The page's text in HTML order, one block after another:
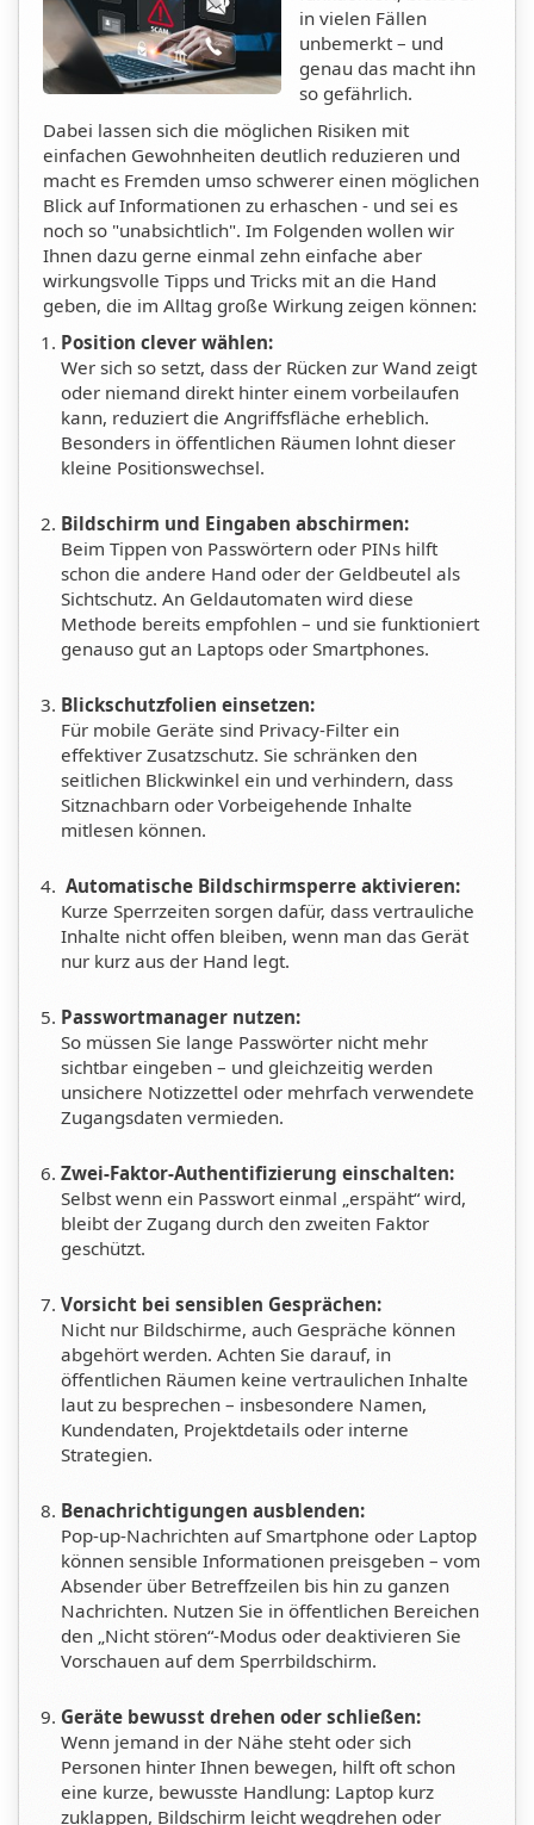
in vielen Fällen
unbemerkt – und
genau das macht ihn
so gefährlich.
Dabei lassen sich die möglichen Risiken mit
einfachen Gewohnheiten deutlich reduzieren und
macht es Fremden umso schwerer einen möglichen
Blick auf Informationen zu erhaschen - und sei es
noch so "unabsichtlich". Im Folgenden wollen wir
Ihnen dazu gerne einmal zehn einfache aber
wirkungsvolle Tipps und Tricks mit an die Hand
geben, die im Alltag große Wirkung zeigen können:
Position clever wählen:
Wer sich so setzt, dass der Rücken zur Wand zeigt
oder niemand direkt hinter einem vorbeilaufen
kann, reduziert die Angriffsfläche erheblich.
Besonders in öffentlichen Räumen lohnt dieser
kleine Positionswechsel.
Bildschirm und Eingaben abschirmen:
Beim Tippen von Passwörtern oder PINs hilft
schon die andere Hand oder der Geldbeutel als
Sichtschutz. An Geldautomaten wird diese
Methode bereits empfohlen – und sie funktioniert
genauso gut an Laptops oder Smartphones.
Blickschutzfolien einsetzen:
Für mobile Geräte sind Privacy-Filter ein
effektiver Zusatzschutz. Sie schränken den
seitlichen Blickwinkel ein und verhindern, dass
Sitznachbarn oder Vorbeigehende Inhalte
mitlesen können.
Automatische Bildschirmsperre aktivieren:
Kurze Sperrzeiten sorgen dafür, dass vertrauliche
Inhalte nicht offen bleiben, wenn man das Gerät
nur kurz aus der Hand legt.
Passwortmanager nutzen:
So müssen Sie lange Passwörter nicht mehr
sichtbar eingeben – und gleichzeitig werden
unsichere Notizzettel oder mehrfach verwendete
Zugangsdaten vermieden.
Zwei-Faktor-Authentifizierung einschalten:
Selbst wenn ein Passwort einmal „erspäht“ wird,
bleibt der Zugang durch den zweiten Faktor
geschützt.
Vorsicht bei sensiblen Gesprächen:
Nicht nur Bildschirme, auch Gespräche können
abgehört werden. Achten Sie darauf, in
öffentlichen Räumen keine vertraulichen Inhalte
laut zu besprechen – insbesondere Namen,
Kundendaten, Projektdetails oder interne
Strategien.
Benachrichtigungen ausblenden:
Pop-up-Nachrichten auf Smartphone oder Laptop
können sensible Informationen preisgeben – vom
Absender über Betreffzeilen bis hin zu ganzen
Nachrichten. Nutzen Sie in öffentlichen Bereichen
den „Nicht stören“-Modus oder deaktivieren Sie
Vorschauen auf dem Sperrbildschirm.
Geräte bewusst drehen oder schließen:
Wenn jemand in der Nähe steht oder sich
Personen hinter Ihnen bewegen, hilft oft schon
eine kurze, bewusste Handlung: Laptop kurz
zuklappen, Bildschirm leicht wegdrehen oder